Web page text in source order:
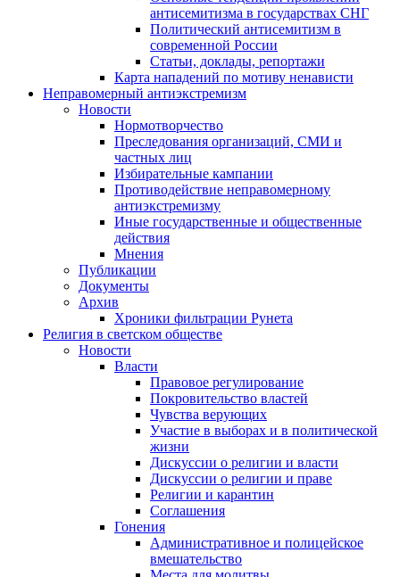
антисемитизма в государствах СНГ
Политический антисемитизм в
современной России
Статьи, доклады, репортажи
Карта нападений по мотиву ненависти
Неправомерный антиэкстремизм
Новости
Нормотворчество
Преследования организаций, СМИ и
частных лиц
Избирательные кампании
Противодействие неправомерному
антиэкстремизму
Иные государственные и общественные
действия
Мнения
Публикации
Документы
Архив
Хроники фильтрации Рунета
Религия в светском обществе
Новости
Власти
Правовое регулирование
Покровительство властей
Чувства верующих
Участие в выборах и в политической
жизни
Дискуссии о религии и власти
Дискуссии о религии и праве
Религии и карантин
Соглашения
Гонения
Административное и полицейское
вмешательство